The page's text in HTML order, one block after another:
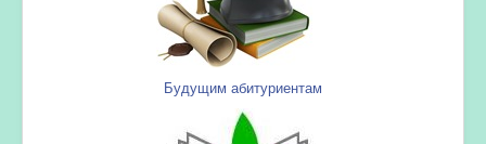
Будущим абитуриентам